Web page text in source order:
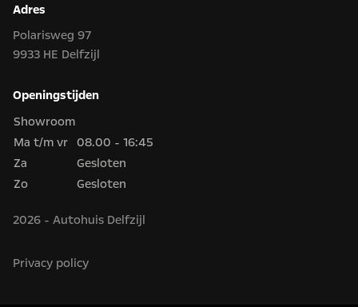
Adres
Polarisweg 97
9933 HE Delfzijl
Openingstijden
Showroom
Ma t/m vr 08.00 - 16:45
Za
Gesloten
Zo
Gesloten
2026 - Autohuis Delfzijl
Privacy policy